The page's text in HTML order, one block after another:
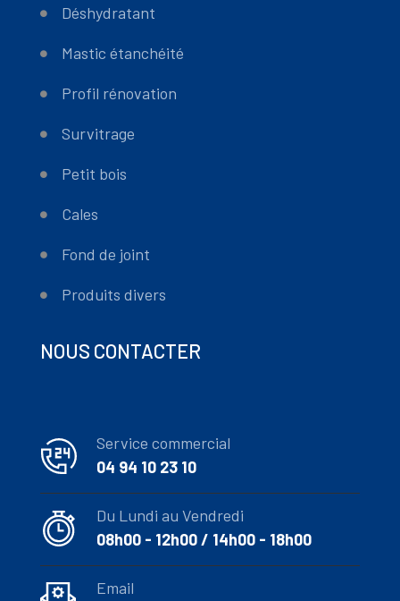
Déshydratant
Mastic étanchéité
Profil rénovation
Survitrage
Petit bois
Cales
Fond de joint
Produits divers
NOUS CONTACTER
Service commercial
04 94 10 23 10
Du Lundi au Vendredi
08h00 - 12h00 / 14h00 - 18h00
Email